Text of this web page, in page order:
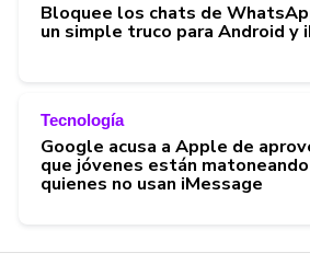
Bloquee los chats de
un simple truco para Android y
Tecnología
Google acusa a Apple de
que jóvenes están
quienes no usan iMessage